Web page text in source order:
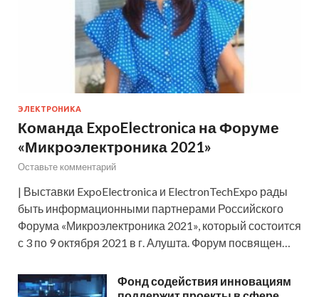
ЭЛЕКТРОНИКА
Команда ExpoElectronica на Форуме
«Микроэлектроника 2021»
Оставьте комментарий
| Выставки ExpoElectronica и ElectronTechExpo рады
быть информационными партнерами Российского
Форума «Микроэлектроника 2021», который состоится
с 3 по 9 октября 2021 в г. Алушта. Форум посвящен…
Фонд содействия инновациям